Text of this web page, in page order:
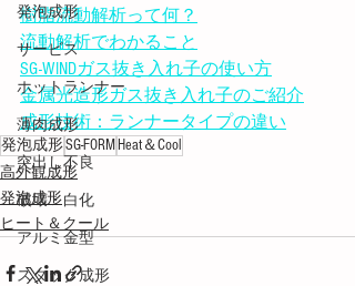
発泡成形
サービス
ホットランナー
薄肉成形
突出し不良
破壊・白化
アルミ金型
スタック成形
樹脂流動解析って何？
流動解析でわかること
SG-WINDガス抜き入れ子の使い方
金属光造形ガス抜き入れ子のご紹介
成形技術：ランナータイプの違い
発泡成形SG-FORMHeat＆Cool
高外観成形
発泡成形
ヒート＆クール